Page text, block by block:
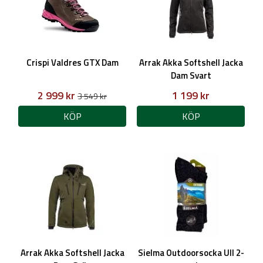
Crispi Valdres GTX Dam
2 999 kr 3 549 kr
KÖP
Arrak Akka Softshell Jacka
Dam Svart
1 199 kr
KÖP
Arrak Akka Softshell Jacka
Sielma Outdoorsocka Ull 2-